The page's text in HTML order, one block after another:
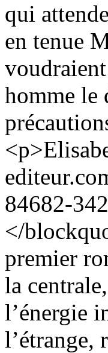
qui
en tenue
homme le
84682-
</
premier
la
l’énergie
l’étrange,